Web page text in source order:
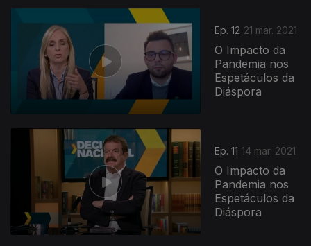
Ep. 12 21 mar. 2021
O Impacto da
Pandemia nos
Espetáculos da
Diáspora
Ep. 11 14 mar. 2021
O Impacto da
Pandemia nos
Espetáculos da
Diáspora